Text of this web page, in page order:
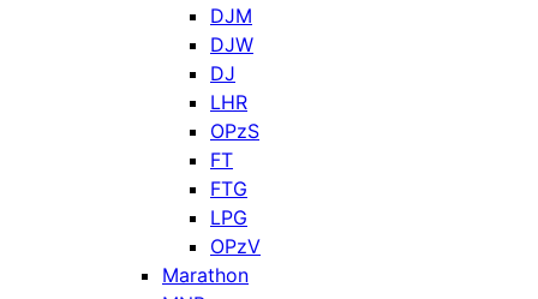
DJM
DJW
DJ
LHR
OPzS
FT
FTG
LPG
OPzV
Marathon